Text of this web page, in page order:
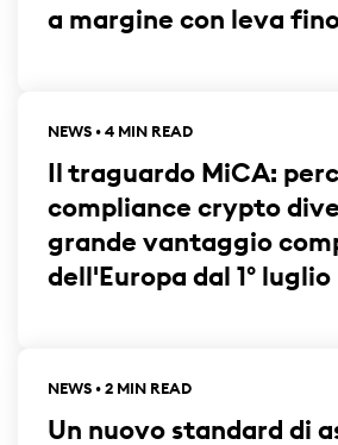
a margine con leva
NEWS • 4 MIN READ
Il traguardo MiCA:
compliance crypto
grande vantaggio
dell'Europa dal 1° luglio
NEWS • 2 MIN READ
Un nuovo standard di